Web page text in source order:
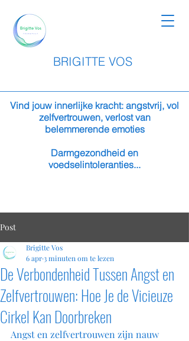
BRIGITTE VOS
Vind jouw innerlijke kracht: angstvrij, vol
zelfvertrouwen, verlost van
belemmerende emoties
Darmgezondheid en
voedselintoleranties...
Post
De Verbondenheid Tussen Angst en
Zelfvertrouwen: Hoe Je de Vicieuze
Cirkel Kan Doorbreken
Brigitte Vos
6 apr3 minuten om te lezen
Angst en zelfvertrouwen zijn nauw